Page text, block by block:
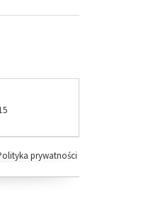
prywatności